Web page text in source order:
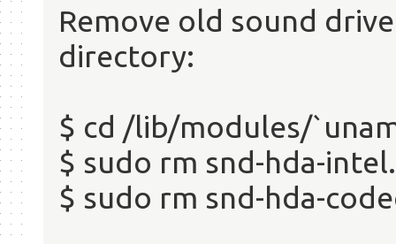
Remove old sound
directory:
$ cd /lib/modules/
$ sudo rm snd-hda-
$ sudo rm snd-hda-